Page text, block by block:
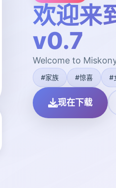
欢迎来
v0.7
Welcome to
#家族 #惊喜 #
现在下载